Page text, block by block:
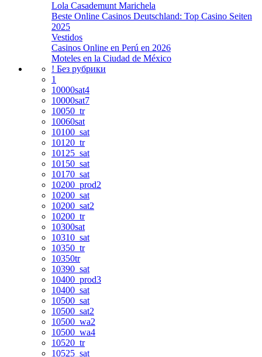
Lola Casademunt Marichela
Beste Online Casinos Deutschland: Top Casino Seiten
2025
Vestidos
Casinos Online en Perú en 2026
Moteles en la Ciudad de México
! Без рубрики
1
10000sat4
10000sat7
10050_tr
10060sat
10100_sat
10120_tr
10125_sat
10150_sat
10170_sat
10200_prod2
10200_sat
10200_sat2
10200_tr
10300sat
10310_sat
10350_tr
10350tr
10390_sat
10400_prod3
10400_sat
10500_sat
10500_sat2
10500_wa2
10500_wa4
10520_tr
10525_sat